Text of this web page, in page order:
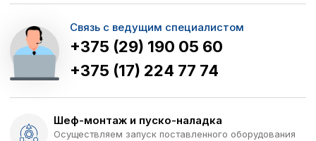
Связь с ведущим специалистом
+375 (29) 190 05 60
+375 (17) 224 77 74
Шеф-монтаж и пуско-наладка
Осуществляем запуск поставленного оборудования